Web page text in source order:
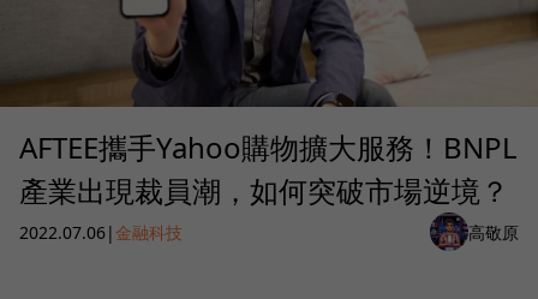
AFTEE攜手Yahoo購物擴大服務！BNPL
產業出現裁員潮，如何突破市場逆境？
2022.07.06|金融科技 高敬原